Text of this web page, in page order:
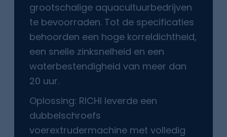
grootschalige aquacultuurbedrijven
te bevoorraden. Tot de specificaties
behoorden een hoge korreldichtheid,
een snelle zinksnelheid en een
waterbestendigheid van meer dan
20 uur.
Oplossing: RICHI leverde een
dubbelschroefs
voerextrudermachine met volledig